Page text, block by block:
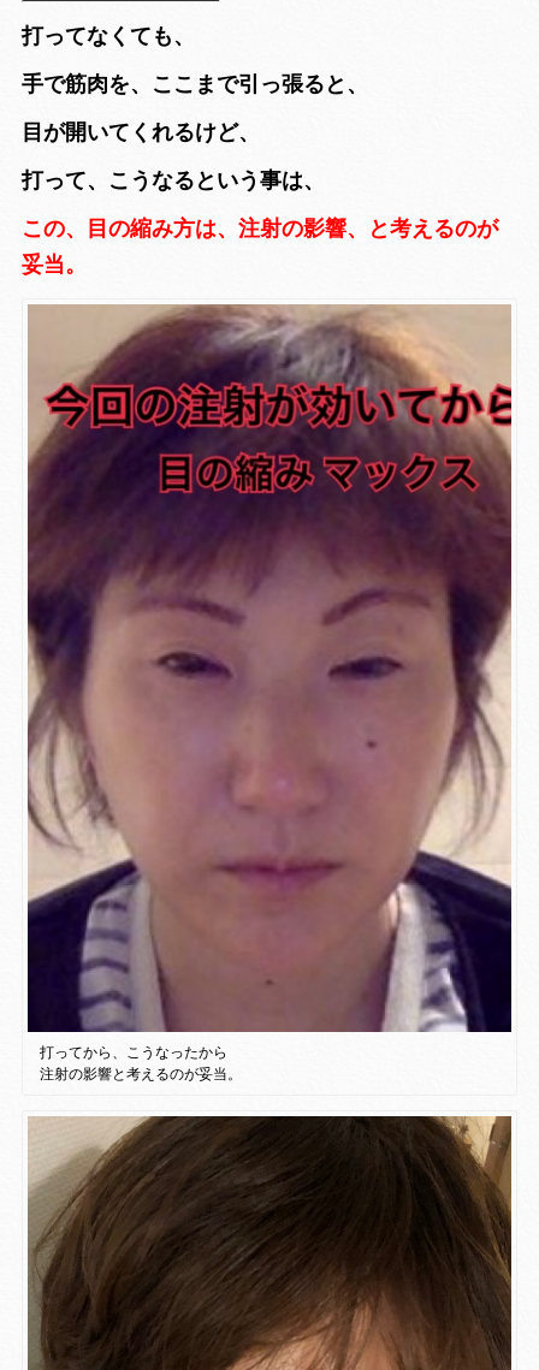
打ってなくても、
手で筋肉を、ここまで引っ張ると、
目が開いてくれるけど、
打って、こうなるという事は、
この、目の縮み方は、注射の影響、と考えるのが
妥当。
打ってから、こうなったから
注射の影響と考えるのが妥当。